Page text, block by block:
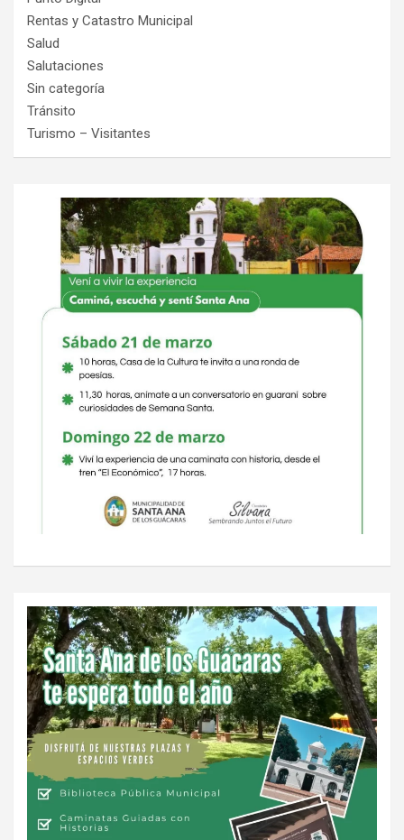
Rentas y Catastro Municipal
Salud
Salutaciones
Sin categoría
Tránsito
Turismo – Visitantes